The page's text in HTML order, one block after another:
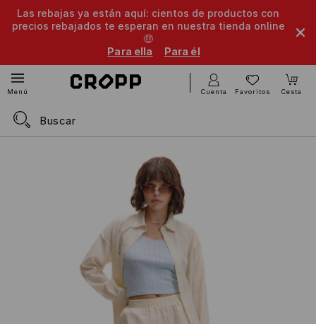
Las rebajas ya están aquí: cientos de productos con
precios rebajados te esperan en nuestra tienda online
🤑
Para ella
Para él
Menú Cuenta Favoritos Cesta